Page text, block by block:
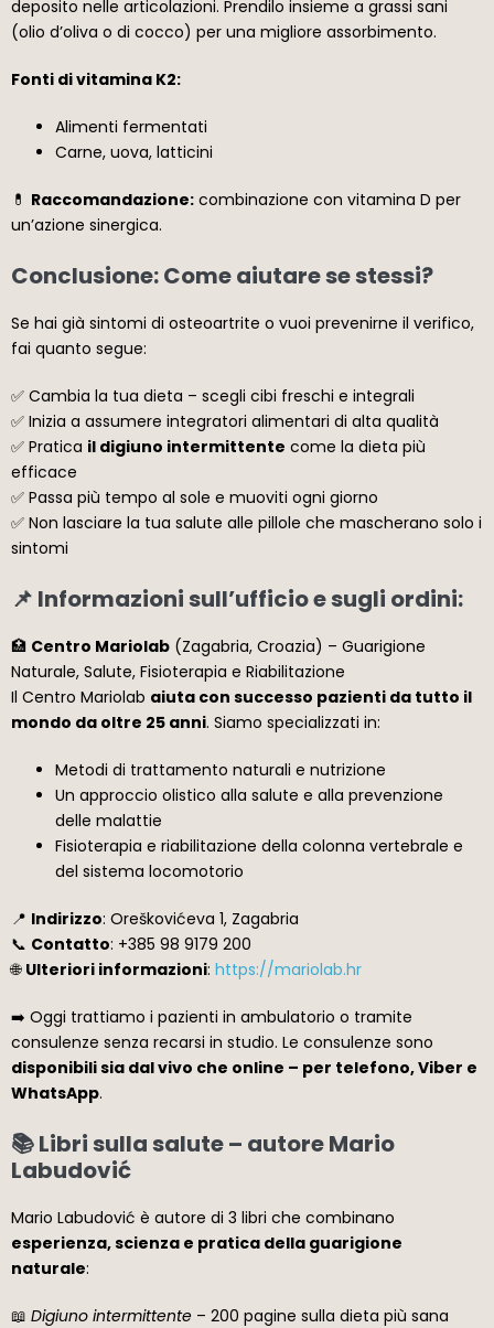
deposito nelle articolazioni. Prendilo insieme a grassi sani
(olio d’oliva o di cocco) per una migliore assorbimento.
Fonti di vitamina K2:
Alimenti fermentati
Carne, uova, latticini
💊 Raccomandazione: combinazione con vitamina D per
un’azione sinergica.
Conclusione: Come aiutare se stessi?
Se hai già sintomi di osteoartrite o vuoi prevenirne il verifico,
fai quanto segue:
✅ Cambia la tua dieta – scegli cibi freschi e integrali
✅ Inizia a assumere integratori alimentari di alta qualità
✅ Pratica il digiuno intermittente come la dieta più
efficace
✅ Passa più tempo al sole e muoviti ogni giorno
✅ Non lasciare la tua salute alle pillole che mascherano solo i
sintomi
📌 Informazioni sull’ufficio e sugli ordini:
🏥 Centro Mariolab (Zagabria, Croazia) – Guarigione
Naturale, Salute, Fisioterapia e Riabilitazione
Il Centro Mariolab aiuta con successo pazienti da tutto il
mondo da oltre 25 anni. Siamo specializzati in:
Metodi di trattamento naturali e nutrizione
Un approccio olistico alla salute e alla prevenzione
delle malattie
Fisioterapia e riabilitazione della colonna vertebrale e
del sistema locomotorio
📍 Indirizzo: Oreškovićeva 1, Zagabria
📞 Contatto: +385 98 9179 200
🌐 Ulteriori informazioni: https://mariolab.hr
➡️ Oggi trattiamo i pazienti in ambulatorio o tramite
consulenze senza recarsi in studio. Le consulenze sono
disponibili sia dal vivo che online – per telefono, Viber e
WhatsApp.
📚 Libri sulla salute – autore Mario
Labudović
Mario Labudović è autore di 3 libri che combinano
esperienza, scienza e pratica della guarigione
naturale:
📖 Digiuno intermittente – 200 pagine sulla dieta più sana